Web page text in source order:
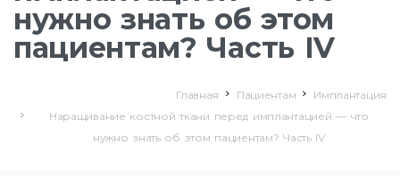
нужно знать об этом
пациентам? Часть IV
Главная Пациентам
Имплантация
Наращивание костной ткани перед имплантацией — что
нужно знать об этом пациентам? Часть IV